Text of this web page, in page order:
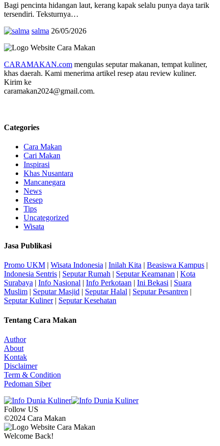
Bagi pencinta hidangan laut, kerang kapak selalu punya daya tarik
tersendiri. Teksturnya…
salma 26/05/2026
CARAMAKAN.com mengulas seputar makanan, tempat kuliner,
khas daerah. Kami menerima artikel resep atau review kuliner.
Kirim ke
caramakan2024@gmail.com.
Categories
Cara Makan
Cari Makan
Inspirasi
Khas Nusantara
Mancanegara
News
Resep
Tips
Uncategorized
Wisata
Jasa Publikasi
Promo UKM | Wisata Indonesia | Inilah Kita | Beasiswa Kampus |
Indonesia Sentris | Seputar Rumah | Seputar Keamanan | Kota
Surabaya | Info Nasional | Info Perkotaan | Ini Bekasi | Suara
Muslim | Seputar Masjid | Seputar Halal | Seputar Pesantren |
Seputar Kuliner| Seputar Kesehatan
Tentang Cara Makan
Author
About
Kontak
Disclaimer
Term & Condition
Pedoman Siber
Follow US
©2024 Cara Makan
Welcome Back!